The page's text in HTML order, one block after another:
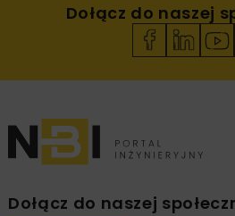
Dołącz do naszej
Dołącz do naszej